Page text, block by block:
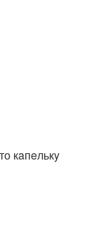
кaпeлькy